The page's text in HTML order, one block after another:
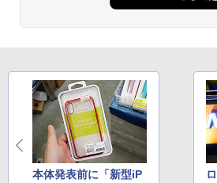
本体発表前に「新型iP